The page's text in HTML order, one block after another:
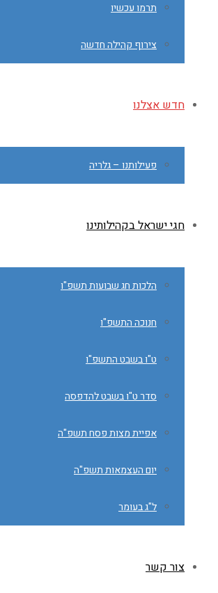
תרמו עכשיו
צירוף קהילה חדשה
חדש אצלנו
פעילותנו – גלריה
חגי ישראל בקהילותינו
הלכות חג שבועות תשפ"ו
חנוכה התשפ"ו
ט"ו בשבט התשפ"ו
סדר ט"ו בשבט להדפסה
אפיית מצות פסח תשפ"ה
יום העצמאות תשפ"ה
ל"ג בעומר
צור קשר